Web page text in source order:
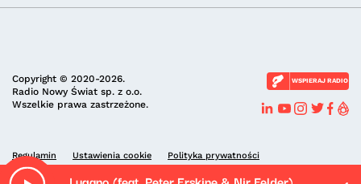
Copyright © 2020-2026.
Radio Nowy Świat sp. z o.o.
Wszelkie prawa zastrzeżone.
WSPIERAJ RADIO
Regulamin Ustawienia cookie Polityka prywatności